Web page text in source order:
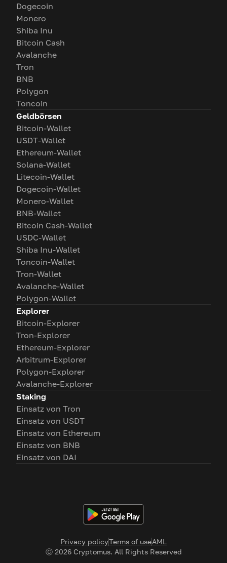
Privacy policyTerms of useAML
Ⓒ 2026Cryptomus. All Rights Reserved
Dogecoin
Monero
Shiba Inu
Bitcoin Cash
Avalanche
Tron
BNB
Polygon
Toncoin
Geldbörsen
Bitcoin-Wallet
USDT-Wallet
Ethereum-Wallet
Solana-Wallet
Litecoin-Wallet
Dogecoin-Wallet
Monero-Wallet
BNB-Wallet
Bitcoin Cash-Wallet
USDC-Wallet
Shiba Inu-Wallet
Toncoin-Wallet
Tron-Wallet
Avalanche-Wallet
Polygon-Wallet
Explorer
Bitcoin-Explorer
Tron-Explorer
Ethereum-Explorer
Arbitrum-Explorer
Polygon-Explorer
Avalanche-Explorer
Staking
Einsatz von Tron
Einsatz von USDT
Einsatz von Ethereum
Einsatz von BNB
Einsatz von DAI